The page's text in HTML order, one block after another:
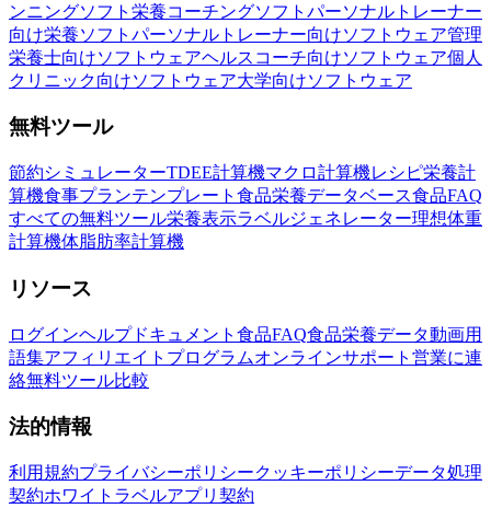
ンニングソフト 栄養コーチングソフト パーソナルトレーナー
向け栄養ソフト パーソナルトレーナー向けソフトウェア管理
栄養士向けソフトウェアヘルスコーチ向けソフトウェア個人
クリニック向けソフトウェア大学向けソフトウェア
無料ツール
節約シミュレーターTDEE計算機マクロ計算機レシピ栄養計
算機食事プランテンプレート 食品栄養データベース食品FAQ
すべての無料ツール栄養表示ラベルジェネレーター理想体重
計算機体脂肪率計算機
リソース
ログインヘルプドキュメント 食品FAQ食品栄養データ動画用
語集アフィリエイトプログラムオンラインサポート 営業に連
絡無料ツール比較
法的情報
利用規約プライバシーポリシークッキーポリシーデータ処理
契約ホワイトラベルアプリ契約